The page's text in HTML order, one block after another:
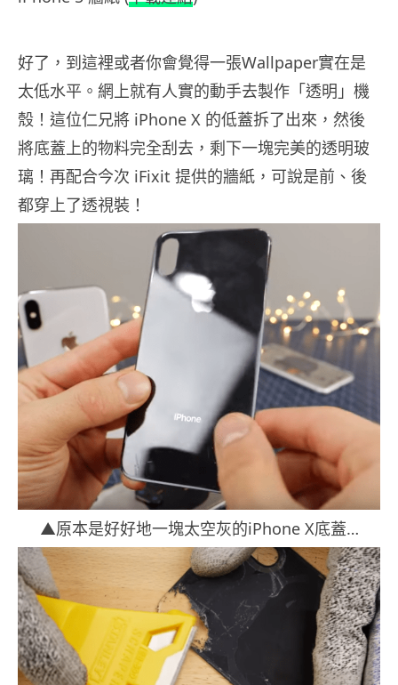
好了，到這裡或者你會覺得一張Wallpaper實在是
太低水平。網上就有人實的動手去製作「透明」機
殼！這位仁兄將 iPhone X 的低蓋拆了出來，然後
將底蓋上的物料完全刮去，剩下一塊完美的透明玻
璃！再配合今次 iFixit 提供的牆紙，可說是前、後
都穿上了透視裝！
▲原本是好好地一塊太空灰的iPhone X底蓋…